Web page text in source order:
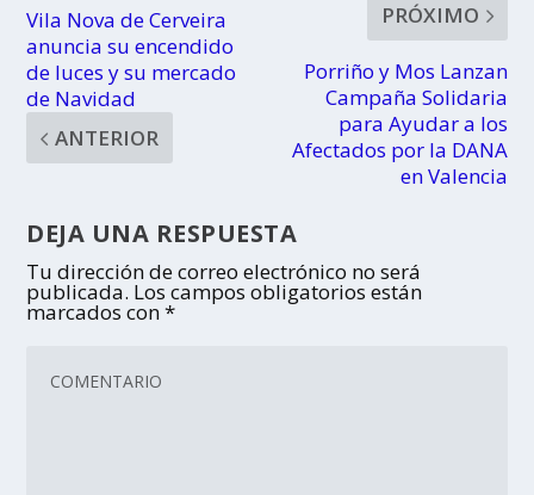
Vila Nova de Cerveira
anuncia su encendido
de luces y su mercado
de Navidad
ANTERIOR
PRÓXIMO
Porriño y Mos Lanzan
Campaña Solidaria
para Ayudar a los
Afectados por la DANA
en Valencia
DEJA UNA RESPUESTA
Tu dirección de correo electrónico no será
publicada. Los campos obligatorios están
marcados con*